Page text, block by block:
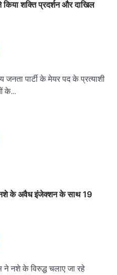
किया शक्ति प्रदर्शन और दाखिल
जनता पार्टी के मेयर पद के प्रत्याशी
के…
नशे के अवैध इंजेक्शन के साथ 19
नशे के विरुद्ध चलाए जा रहे